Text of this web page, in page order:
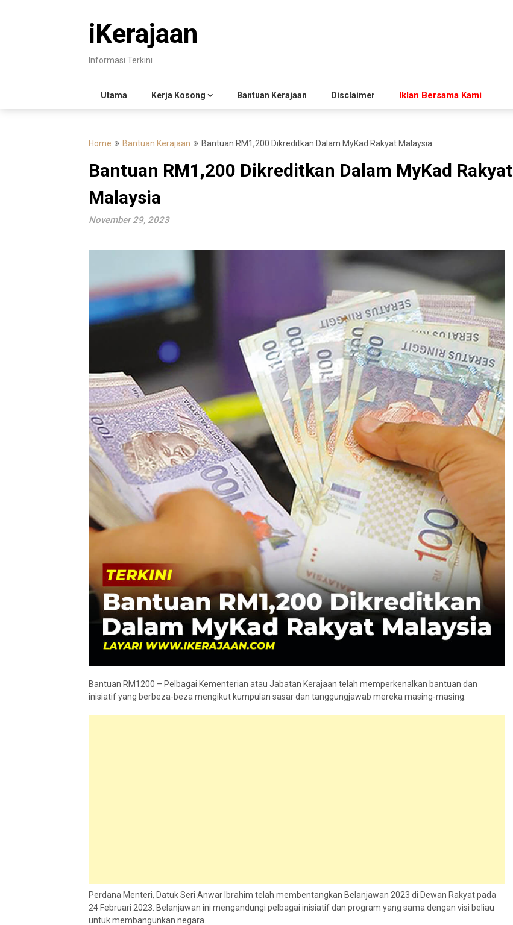
iKerajaan
Informasi Terkini
Utama Kerja Kosong Bantuan Kerajaan Disclaimer Iklan Bersama Kami
Home Bantuan Kerajaan Bantuan RM1,200 Dikreditkan Dalam MyKad Rakyat Malaysia
Bantuan RM1,200 Dikreditkan Dalam MyKad Rakyat
Malaysia
November 29, 2023
Bantuan RM1200 – Pelbagai Kementerian atau Jabatan Kerajaan telah memperkenalkan bantuan dan
inisiatif yang berbeza-beza mengikut kumpulan sasar dan tanggungjawab mereka masing-masing.
Perdana Menteri, Datuk Seri Anwar Ibrahim telah membentangkan Belanjawan 2023 di Dewan Rakyat pada
24 Februari 2023. Belanjawan ini mengandungi pelbagai inisiatif dan program yang sama dengan visi beliau
untuk membangunkan negara.